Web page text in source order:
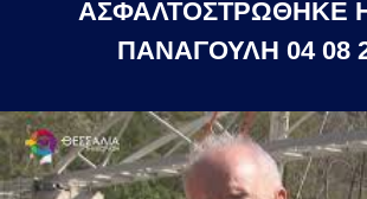
ΑΣΦΑΛΤΟΣΤΡΩΘΗΚΕ
ΠΑΝΑΓΟΥΛΗ 04 08